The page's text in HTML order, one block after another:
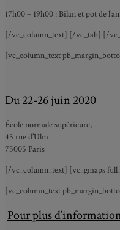
17h00 – 19h00 : Bilan et pot de
[/vc_column_text] [/vc_tab] [/
[vc_column_text
Du 22-26 juin 2020
École normale supérieure,
45 rue d’Ulm
75005 Paris
[/vc_column_text] [vc_gmaps
[vc_column_text
Pour plus